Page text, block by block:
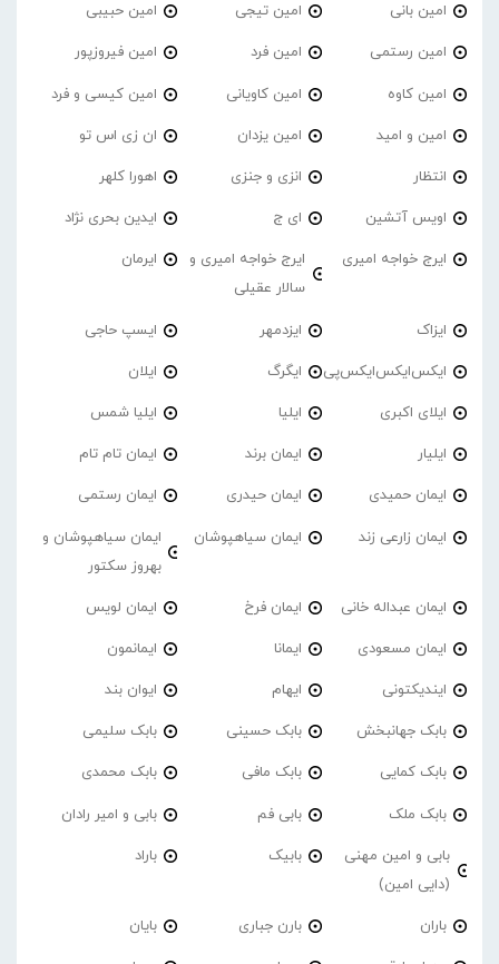
امین بانی امین تیجی امین حبیبی
امین رستمی امین فرد امین فیروزپور
امین کاوه امین کاویانی امین کیسی و فرد
امین و امید امین یزدان ان زی اس تو
انتظار انزی و جنزی اهورا کلهر
اویس آتشین ای ج ایدین بحری نژاد
ایرج خواجه امیری
ایرج خواجه امیری و
سالار عقیلی
ایرمان
ایزاک ایزدمهر ایسپ حاجی
ایکس‌ایکس‌ایکس‌پی ایگرگ ایلان
ایلای اکبری ایلیا ایلیا شمس
ایلیار ایمان برند ایمان تام تام
ایمان حمیدی ایمان حیدری ایمان رستمی
ایمان زارعی زند ایمان سیاهپوشان
ایمان سیاهپوشان و
بهروز سکتور
ایمان عبداله خانی ایمان فرخ ایمان لویس
ایمان مسعودی ایمانا ایمانمون
ایندیکتونی ایهام ایوان بند
بابک جهانبخش بابک حسینی بابک سلیمی
بابک کمایی بابک مافی بابک محمدی
بابک ملک بابی فم بابی و امیر رادان
بابی و امین مهنی
(دایی امین)
بابیک باراد
باران بارن جباری بایان